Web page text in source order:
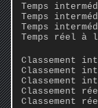
Temps
Temps
Temps
Temps réel
Classement
Classement
Classement
Classement
Classement